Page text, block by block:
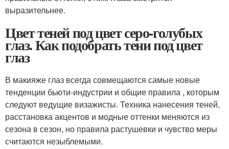
выразительнее.
Цвет теней под цвет серо-голубых
глаз. Как подобрать тени под цвет
глаз
В макияже глаз всегда совмещаются самые новые
тенденции бьюти-индустрии и общие правила , которым
следуют ведущие визажисты. Техника нанесения теней,
расстановка акцентов и модные оттенки меняются из
сезона в сезон, но правила растушевки и чувство меры
считаются незыблемыми.